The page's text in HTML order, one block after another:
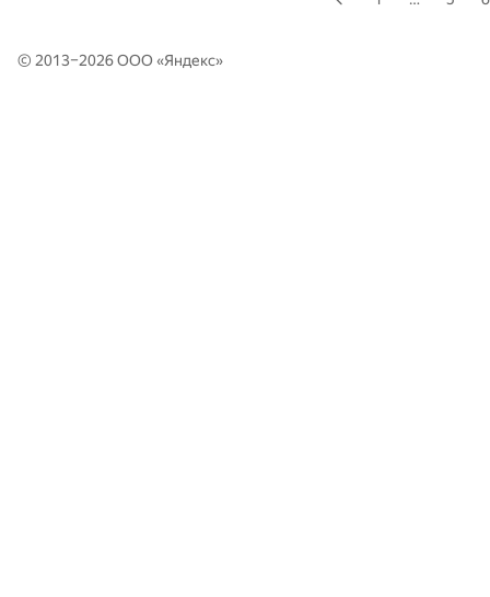
© 2013–2026 ООО «Яндекс»